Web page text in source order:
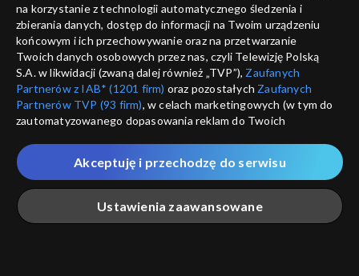
Rok w ogrodzie
29.07.2023
Rok w ogrodzie
22.07.2023
Rok w ogrodzie
15.07.2023
Rok w ogrodzie
08.07.2023
na korzystanie z technologii automatycznego śledzenia i
zbierania danych, dostęp do informacji na Twoim urządzeniu
końcowym i ich przechowywanie oraz na przetwarzanie
Twoich danych osobowych przez nas, czyli Telewizję Polską
S.A. w likwidacji (zwaną dalej również „TVP”), Zaufanych
Partnerów z IAB* (1201 firm) oraz pozostałych Zaufanych
Partnerów TVP (93 firm), w celach marketingowych (w tym do
zautomatyzowanego dopasowania reklam do Twoich
które wskazujemy poniżej, a także zgody na udostępnianie
przez nas identyfikatora PPID do Google.
Twoje dane osobowe zbierane podczas odwiedzania przez
Ciebie naszych
poszczególnych serwisówzwanych dalej
„Portalem”, w tym informacje zapisywane za pomocą
Ustawienia zaawansowane
Akceptuję i przechodzę do serwisu